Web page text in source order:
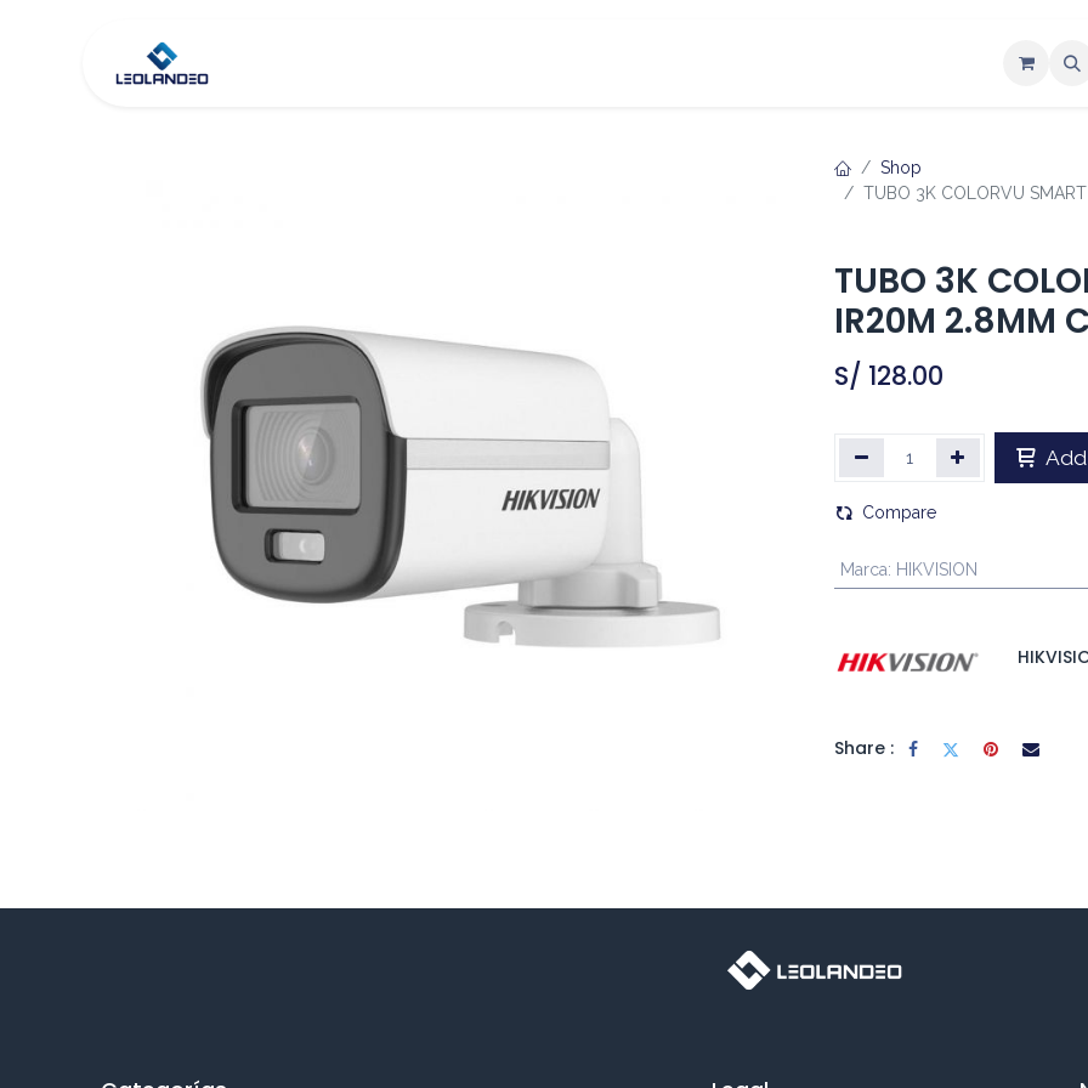
Shop
TUBO 3K COLORVU
TUBO 3K
IR20M 2.8MM
S/ 128.00
Compare
Marca: HIKVISION
Share :